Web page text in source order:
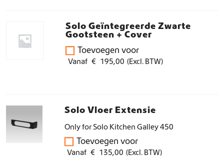
5
,
o
t
€
Solo Geïntegreerde Zwarte
Gootsteen + Cover
Toevoegen voor
Vanaf € 195,00 (Excl. BTW)
Solo Vloer Extensie
Only for Solo Kitchen Galley 450
Toevoegen voor
Vanaf € 135,00 (Excl. BTW)